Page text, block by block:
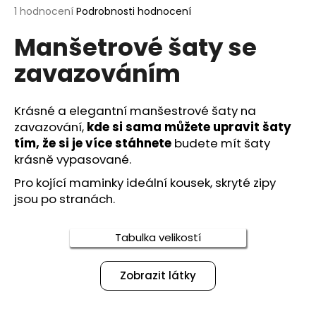
Průměrné
produktu
je
z
hvězdiček.
1 hodnocení Podrobnosti hodnocení
Manšetrové šaty se
zavazováním
Krásné a elegantní manšestrové šaty na
zavazování, kde si sama můžete upravit šaty
tím, že si je více stáhnete budete mít šaty
krásně vypasované.
Pro kojící maminky ideální kousek, skryté zipy
jsou po stranách.
Tabulka velikostí
Zobrazit látky
a
j
í
t
HLEDAT